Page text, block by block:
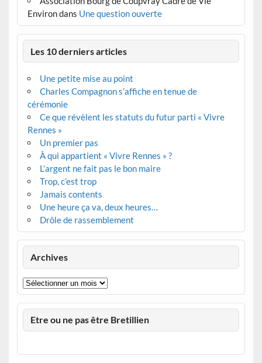
Environdans Une question ouverte
Les 10 derniers articles
Une petite mise au point
Charles Compagnon s’affiche en tenue de
cérémonie
Ce que révèlent les statuts du futur parti « Vivre
Rennes »
Un premier pas
À qui appartient « Vivre Rennes » ?
L’argent ne fait pas le bon maire
Trop, c’est trop
Jamais contents
Une heure ça va, deux heures…
Drôle de rassemblement
Archives
Archives
Etre ou ne pas être Bretillien